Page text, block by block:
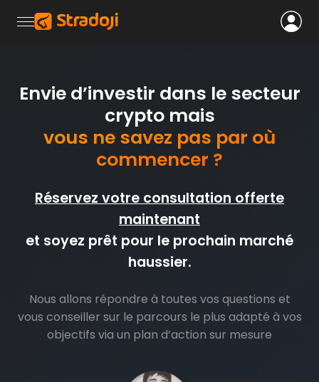
Envie d’investir dans le secteur
crypto mais
vous ne savez pas par où
commencer ?
Réservez votre consultation offerte
maintenant
et soyez prêt pour le prochain marché
haussier.
Nous allons répondre à toutes vos questions et
vous conseiller sur le parcours le plus adapté à vos
objectifs via un plan d’action sur mesure